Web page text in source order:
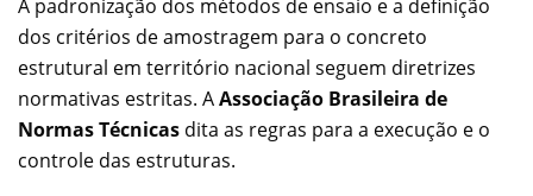
A padronização dos métodos de ensaio e a definição
dos critérios de amostragem para o concreto
estrutural em território nacional seguem diretrizes
normativas estritas. AAssociação Brasileira de
Normas Técnicas dita as regras para a execução e o
controle das estruturas.